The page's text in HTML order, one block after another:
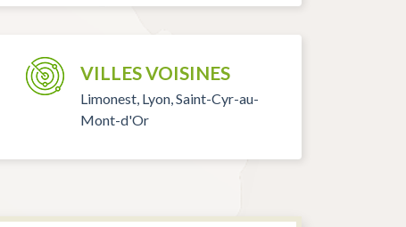
VILLES VOISINES
Limonest, Lyon, Saint-Cyr-au-
Mont-d'Or